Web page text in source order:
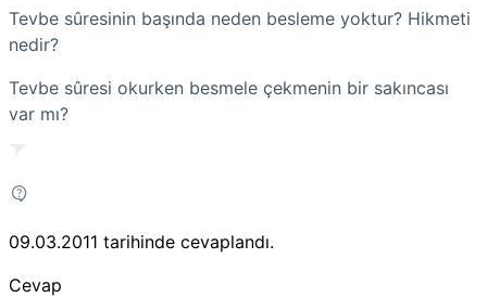
Tevbe sûresinin başında neden besleme yoktur? Hikmeti
nedir?
Tevbe sûresi okurken besmele çekmenin bir sakıncası
var mı?
09.03.2011 tarihinde cevaplandı.
Cevap